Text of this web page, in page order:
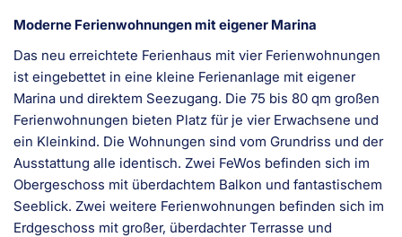
Moderne Ferienwohnungen mit eigener Marina
Das neu erreichtete Ferienhaus mit vier Ferienwohnungen
ist eingebettet in eine kleine Ferienanlage mit eigener
Marina und direktem Seezugang. Die 75 bis 80 qm großen
Ferienwohnungen bieten Platz für je vier Erwachsene und
ein Kleinkind. Die Wohnungen sind vom Grundriss und der
Ausstattung alle identisch. Zwei FeWos befinden sich im
Obergeschoss mit überdachtem Balkon und fantastischem
Seeblick. Zwei weitere Ferienwohnungen befinden sich im
Erdgeschoss mit großer, überdachter Terrasse und